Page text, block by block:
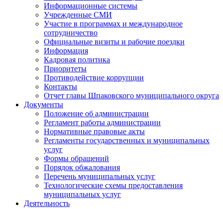
Информационные системы
Учрежденные СМИ
Участие в программах и международное
сотрудничество
Официальные визиты и рабочие поездки
Информация
Кадровая политика
Приоритеты
Противодействие коррупции
Контакты
Отчет главы Шпаковского муниципального округа
Документы
Положение об администрации
Регламент работы администрации
Нормативные правовые акты
Регламенты государственных и муниципальных
услуг
Формы обращений
Порядок обжалования
Перечень муниципальных услуг
Технологические схемы предоставления
муниципальных услуг
Деятельность